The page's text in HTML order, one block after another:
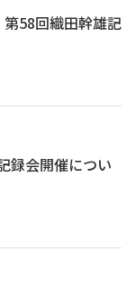
58回織田幹雄記
録会開催につい